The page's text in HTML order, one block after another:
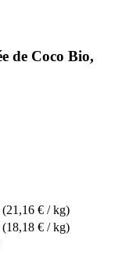
de Coco Bio,
(21,16 € / kg)
(18,18 € / kg)